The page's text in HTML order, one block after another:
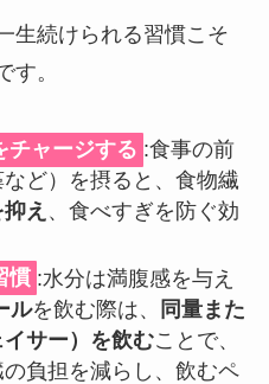
生続けられる習慣こそ
す。
チャージする :食事の前
ど）を摂ると、食物繊
え 、食べすぎを防ぐ効
慣 :水分は満腹感を与え
ルを飲む際は、
同量また
サー）を飲むことで、
負担を減らし、飲むペ